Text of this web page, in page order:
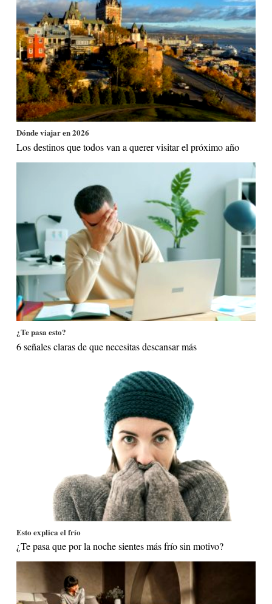
Dónde viajar en 2026
Los destinos que todos van a querer visitar el próximo año
¿Te pasa esto?
6 señales claras de que necesitas descansar más
Esto explica el frío
¿Te pasa que por la noche sientes más frío sin motivo?